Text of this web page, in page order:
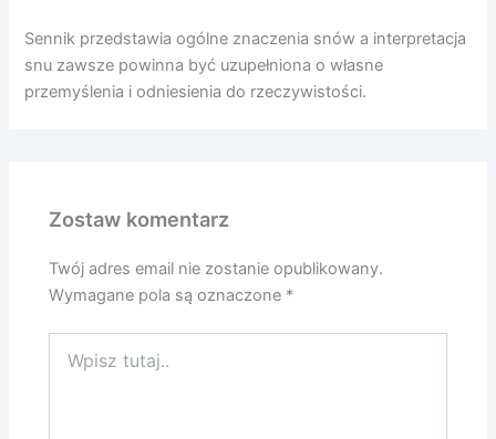
Sennik przedstawia ogólne znaczenia snów a interpretacja
snu zawsze powinna być uzupełniona o własne
przemyślenia i odniesienia do rzeczywistości.
Zostaw komentarz
Twój adres email nie zostanie opublikowany.
Wymagane pola są oznaczone *
tutaj..